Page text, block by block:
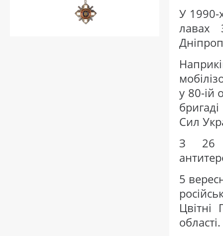
У 1990-
лавах
у 80-ій
Сил
З 26
5
Цвітні